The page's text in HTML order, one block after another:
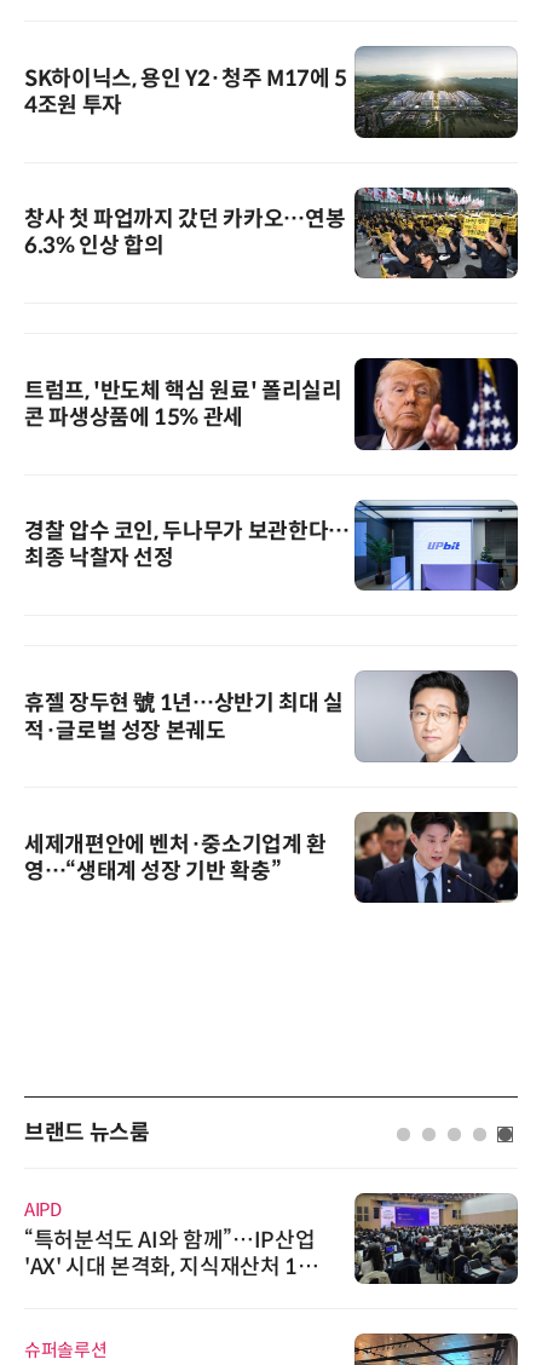
SK하이닉스, 용인 Y2·청주 M17에 5
4조원 투자
창사 첫 파업까지 갔던 카카오…연봉
6.3% 인상 합의
트럼프, '반도체 핵심 원료' 폴리실리
콘 파생상품에 15% 관세
경찰 압수 코인, 두나무가 보관한다…
최종 낙찰자 선정
휴젤 장두현 號 1년…상반기 최대 실
적·글로벌 성장 본궤도
세제개편안에 벤처·중소기업계 환
영…“생태계 성장 기반 확충”
브랜드 뉴스룸
AIPD
“특허분석도 AI와 함께”…IP산업
'AX' 시대 본격화, 지식재산처 1호
슈퍼솔루션